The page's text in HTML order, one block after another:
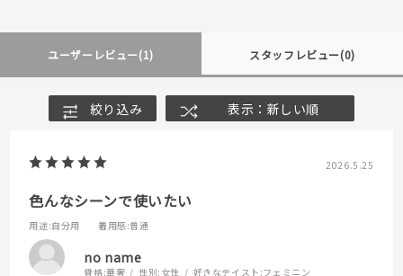
ユーザーレビュー(1) スタッフレビュー(0)
絞り込み 表示：新しい順
2026.5.25
色んなシーンで使いたい
用途:自分用 着用感:普通
no name
骨格:華奢 性別: 女性 好きなテイスト:フェミニン